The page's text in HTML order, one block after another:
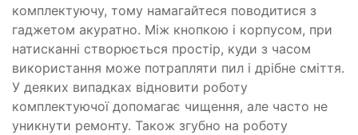
комплектуючу, тому намагайтеся поводитися з
гаджетом акуратно. Між кнопкою і корпусом, при
натисканні створюється простір, куди з часом
використання може потрапляти пил і дрібне сміття.
У деяких випадках відновити роботу
комплектуючої допомагає чищення, але часто не
уникнути ремонту. Також згубно на роботу